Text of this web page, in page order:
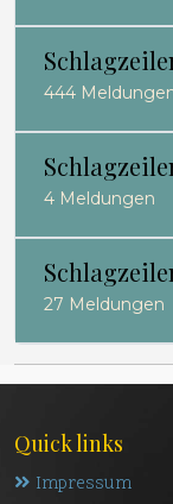
444
4 Meldungen
27 Meldungen
Quick links
Impressum